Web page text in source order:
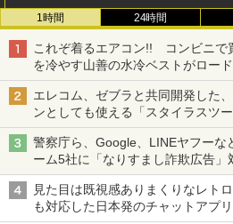
1時間 24時間
これぞ着るエアコン!! コンビニで
を冷やす山善の水冷ベストがロー
ち・ざ・ろーど！その14】【空い
エレコム、ゼブラと共同開発した
ンとしても使える「スタイラスツ
も、持ち替えずに書き込める
警察庁ら、Google、LINEヤフーな
ーム5社に「なりすまし詐欺広告
真や映像を使った投資詐欺などへ
見た目は既視感ありまくりなレト
も対応した日本発のチャットアプ